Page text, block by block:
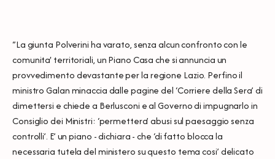
‘’La giunta Polverini ha varato, senza alcun confronto con le
comunita' territoriali, un Piano Casa che si annuncia un
provvedimento devastante per la regione Lazio. Perfino il
ministro Galan minaccia dalle pagine del ‘Corriere della Sera’ di
dimettersi e chiede a Berlusconi e al Governo di impugnarlo in
Consiglio dei Ministri: ‘permettera’ abusi sul paesaggio senza
controlli’. E’ un piano - dichiara - che ‘di fatto blocca la
necessaria tutela del ministero su questo tema cosi’ delicato